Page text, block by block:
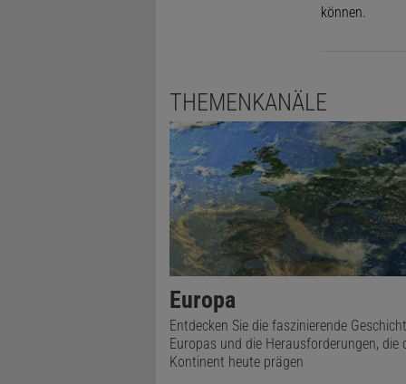
können.
THEMENKANÄLE
Europa
Entdecken Sie die faszinierende
Europas und die Herausforderungen, die
Kontinent heute prägen